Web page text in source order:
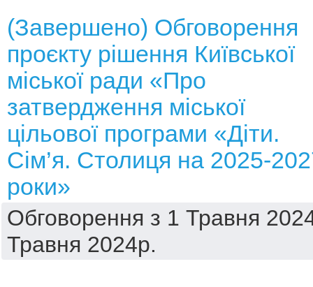
(Завершено) Обговорення
проєкту рішення Київської
міської ради «Про
затвердження міської
цільової програми «Діти.
Сім’я. Столиця на 2025-
роки»
Обговорення з 1 Травня
Травня 2024р.